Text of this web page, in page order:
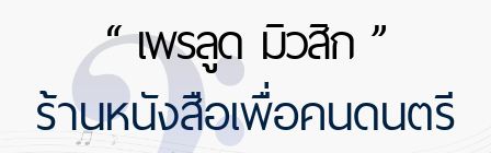
“ เพรลูด มิวสิก ”
ร้านหนังสือเพื่อคนดนตรี